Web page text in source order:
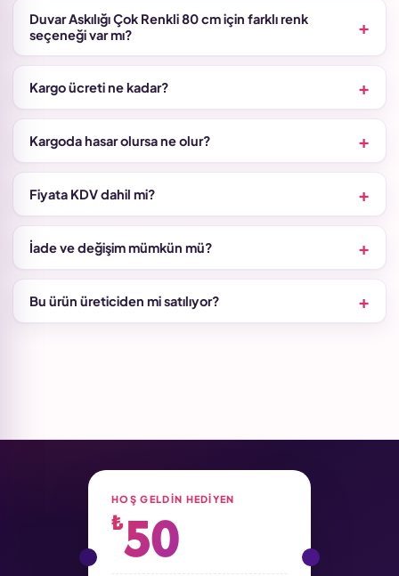
Duvar Askılığı Çok Renkli 80 cm için farklı renk
seçeneği var mı?
Kargo ücreti ne kadar?
Kargoda hasar olursa ne olur?
Fiyata KDV dahil mi?
İade ve değişim mümkün mü?
Bu ürün üreticiden mi satılıyor?
HOŞ GELDIN HEDIYEN
₺50